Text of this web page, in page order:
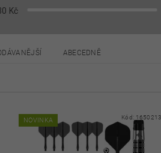
Kč
ABECEDNĚ
NOVINKA Kód: